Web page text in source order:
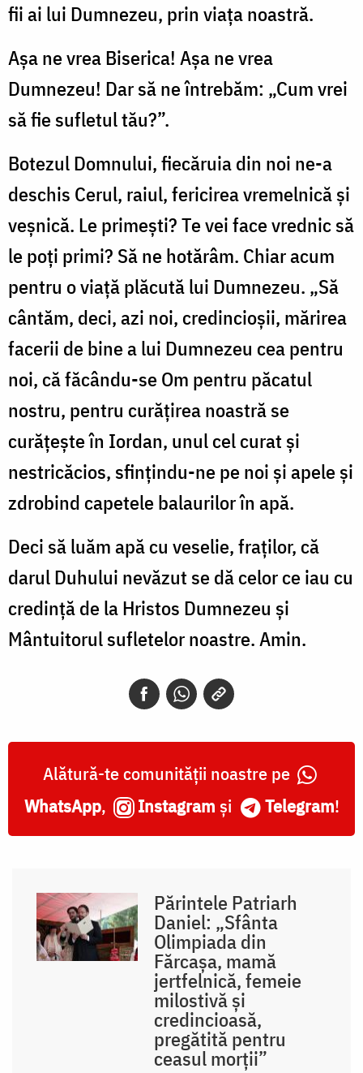
fii ai lui Dumnezeu, prin viaţa noastră.
Aşa ne vrea Biserica! Aşa ne vrea
Dumnezeu! Dar să ne întrebăm: „Cum vrei
să fie sufletul tău?”.
Botezul Domnului, fiecăruia din noi ne-a
deschis Cerul, raiul, fericirea vremelnică şi
veşnică. Le primeşti? Te vei face vrednic să
le poţi primi? Să ne hotărâm. Chiar acum
pentru o viaţă plăcută lui Dumnezeu. „Să
cântăm, deci, azi noi, credincioşii, mărirea
facerii de bine a lui Dumnezeu cea pentru
noi, că făcându-se Om pentru păcatul
nostru, pentru curăţirea noastră se
curăţeşte în Iordan, unul cel curat şi
nestricăcios, sfinţindu-ne pe noi şi apele şi
zdrobind capetele balaurilor în apă.
Deci să luăm apă cu veselie, fraţilor, că
darul Duhului nevăzut se dă celor ce iau cu
credinţă de la Hristos Dumnezeu şi
Mântuitorul sufletelor noastre. Amin.
Alătură-te comunității noastre pe
WhatsApp, Instagram și Telegram!
Părintele Patriarh
Daniel: „Sfânta
Olimpiada din
Fărcașa, mamă
jertfelnică, femeie
milostivă și
credincioasă,
pregătită pentru
ceasul morții”